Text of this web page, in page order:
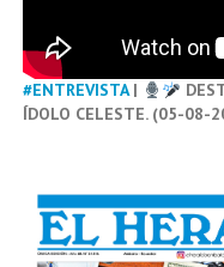
#ENTREVISTA|
ÍDOLO CELESTE. (05-08-